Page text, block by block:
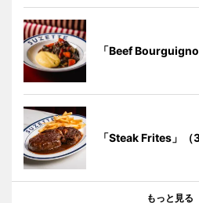
「Beef
「Steak Frites」（
もっと見る